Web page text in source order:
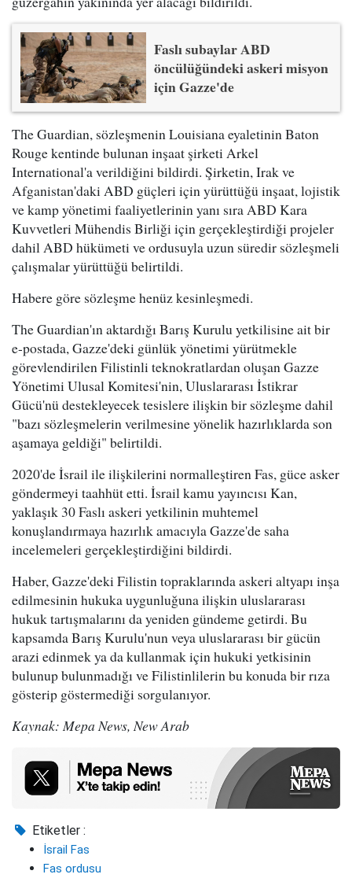
Faslı subaylar ABD
öncülüğündeki askeri misyon
için Gazze'de
The Guardian, sözleşmenin Louisiana eyaletinin Baton
Rouge kentinde bulunan inşaat şirketi Arkel
International'a verildiğini bildirdi. Şirketin, Irak ve
Afganistan'daki ABD güçleri için yürüttüğü inşaat, lojistik
ve kamp yönetimi faaliyetlerinin yanı sıra ABD Kara
Kuvvetleri Mühendis Birliği için gerçekleştirdiği projeler
dahil ABD hükümeti ve ordusuyla uzun süredir sözleşmeli
çalışmalar yürüttüğü belirtildi.
Habere göre sözleşme henüz kesinleşmedi.
The Guardian'ın aktardığı Barış Kurulu yetkilisine ait bir
e-postada, Gazze'deki günlük yönetimi yürütmekle
görevlendirilen Filistinli teknokratlardan oluşan Gazze
Yönetimi Ulusal Komitesi'nin, Uluslararası İstikrar
Gücü'nü destekleyecek tesislere ilişkin bir sözleşme dahil
"bazı sözleşmelerin verilmesine yönelik hazırlıklarda son
aşamaya geldiği" belirtildi.
2020'de İsrail ile ilişkilerini normalleştiren Fas, güce asker
göndermeyi taahhüt etti. İsrail kamu yayıncısı Kan,
yaklaşık 30 Faslı askeri yetkilinin muhtemel
konuşlandırmaya hazırlık amacıyla Gazze'de saha
incelemeleri gerçekleştirdiğini bildirdi.
Haber, Gazze'deki Filistin topraklarında askeri altyapı inşa
edilmesinin hukuka uygunluğuna ilişkin uluslararası
hukuk tartışmalarını da yeniden gündeme getirdi. Bu
kapsamda Barış Kurulu'nun veya uluslararası bir gücün
arazi edinmek ya da kullanmak için hukuki yetkisinin
bulunup bulunmadığı ve Filistinlilerin bu konuda bir rıza
gösterip göstermediği sorgulanıyor.
Kaynak: Mepa News, New Arab
Etiketler :
İsrail Fas
Fas ordusu